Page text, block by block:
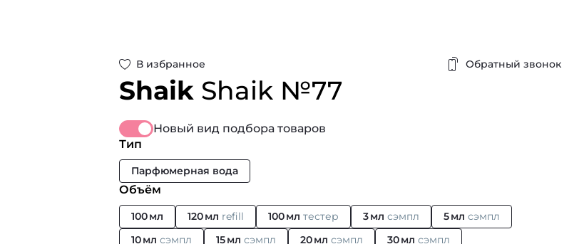
В избранное Обратный звонок
Shaik Shaik №77
Новый вид подбора товаров
Тип
Парфюмерная вода
Объём
100 мл 120 мл refill 100 мл тестер 3 мл сэмпл 5 мл сэмпл
10 мл сэмпл 15 мл сэмпл 20 мл сэмпл 30 мл сэмпл